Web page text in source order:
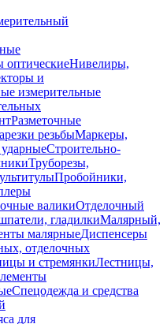
оптическиеНивелиры,
и
измерительные
Разметочные
резьбыМаркеры,
Строительно-
Труборезы,
Пробойники,
валикиОтделочный
гладилкиМалярный,
малярныеДиспенсеры
отделочных
и стремянкиЛестницы,
Спецодежда и средства
для